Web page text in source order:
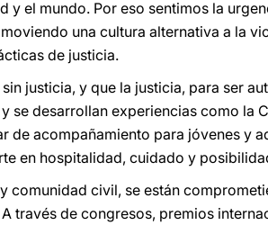
y el mundo. Por eso sentimos la
una cultura alternativa a la
de justicia.
justicia, y que la justicia, para ser
se desarrollan experiencias como la
de acompañamiento para jóvenes y
en hospitalidad, cuidado y
comunidad civil, se están
través de congresos, premios